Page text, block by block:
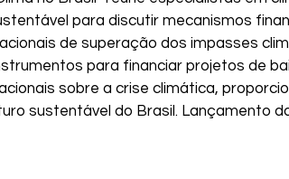
para discutir mecanismos
de superação dos impasses
para financiar projetos de
sobre a crise climática,
sustentável do Brasil. Lançamento